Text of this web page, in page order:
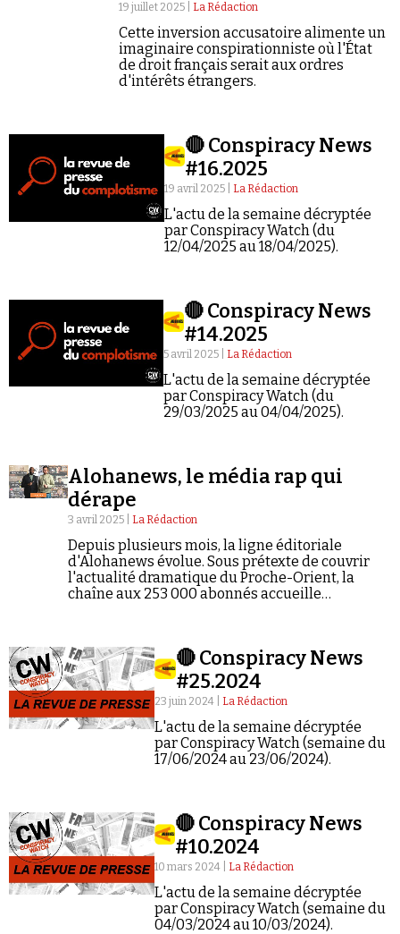
Faire un don
Demander à Vera
Se connecter
19 juillet 2025 | La Rédaction
Cette inversion accusatoire alimente un
imaginaire conspirationniste où l'État
de droit français serait aux ordres
d'intérêts étrangers.
🔴 Conspiracy News
#16.2025
19 avril 2025 | La Rédaction
L'actu de la semaine décryptée
par Conspiracy Watch (du
12/04/2025 au 18/04/2025).
🔴 Conspiracy News
#14.2025
5 avril 2025 | La Rédaction
L'actu de la semaine décryptée
par Conspiracy Watch (du
29/03/2025 au 04/04/2025).
Alohanews, le média rap qui
dérape
3 avril 2025 | La Rédaction
Depuis plusieurs mois, la ligne éditoriale
d'Alohanews évolue. Sous prétexte de couvrir
l'actualité dramatique du Proche-Orient, la
chaîne aux 253 000 abonnés accueille
d'audience.
🔴 Conspiracy News
#25.2024
23 juin 2024 | La Rédaction
L'actu de la semaine décryptée
par Conspiracy Watch (semaine du
17/06/2024 au 23/06/2024).
🔴 Conspiracy News
#10.2024
10 mars 2024 | La Rédaction
L'actu de la semaine décryptée
par Conspiracy Watch (semaine du
04/03/2024 au 10/03/2024).